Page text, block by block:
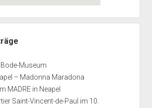
Museum
– Madonna Maradona
MADRE in Neapel
Saint-Vincent-de-Paul im 10.